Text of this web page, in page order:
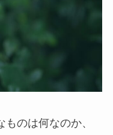
のは何なのか、